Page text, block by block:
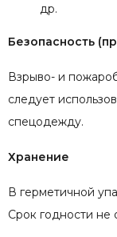
др.
Безопасность
Взрыво- и
следует
спецодежду.
Хранение
В герметичной
Срок годности не